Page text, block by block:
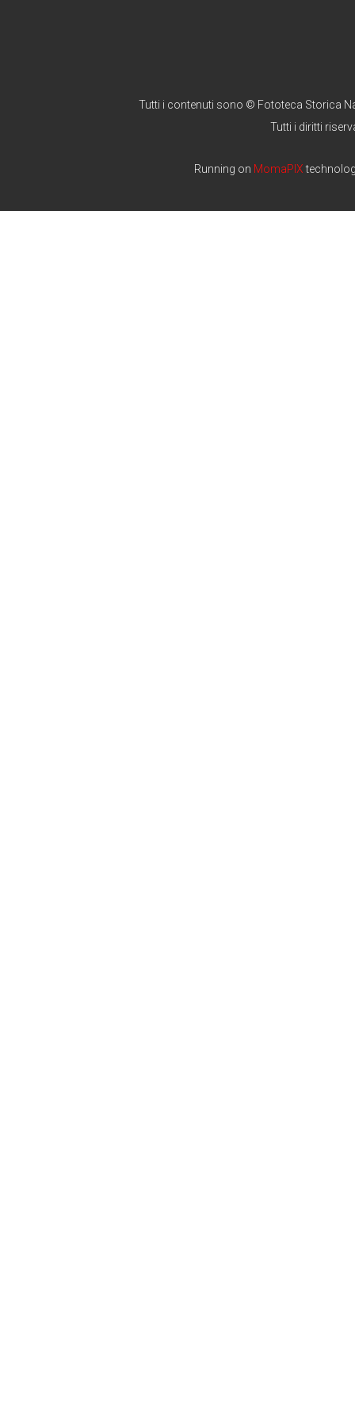
Tutti i contenuti sono © Fototeca Storica
Tutti i diritti
Running on MomaPIX